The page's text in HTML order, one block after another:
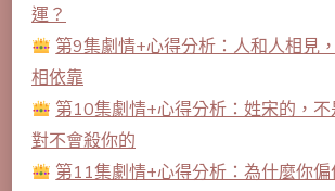
運？
第9集劇情+心得分析：人和人相見
相依靠
第10集劇情+心得分析：姓宋的，
對不會殺你的
第11集劇情+心得分析：為什麼你